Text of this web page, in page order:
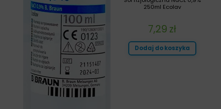
250ml Ecolav
7,29 zł
Dodaj do koszyka